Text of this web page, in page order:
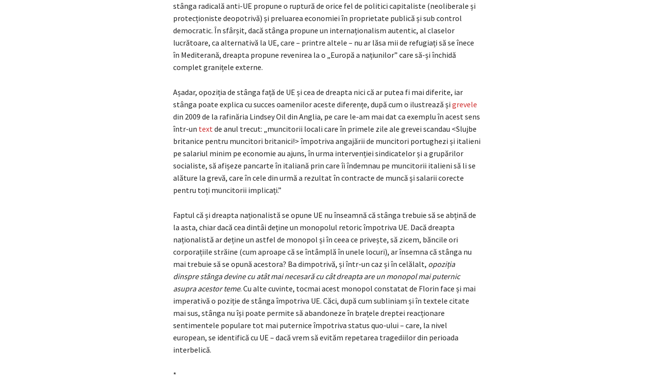
stânga radicală anti-UE propune o ruptură de orice fel de politici capitaliste (neoliberale și
protecționiste deopotrivă) și preluarea economiei în proprietate publică și sub control
democratic. În sfârșit, dacă stânga propune un internaționalism autentic, al claselor
lucrătoare, ca alternativă la UE, care – printre altele – nu ar lăsa mii de refugiați să se înece
în Mediterană, dreapta propune revenirea la o „Europă a națiunilor” care să-și închidă
complet granițele externe.
Așadar, opoziția de stânga față de UE și cea de dreapta nici că ar putea fi mai diferite, iar
stânga poate explica cu succes oamenilor aceste diferențe, după cum o ilustrează și grevele
din 2009 de la rafinăria Lindsey Oil din Anglia, pe care le-am mai dat ca exemplu în acest sens
într-un text de anul trecut: „muncitorii locali care în primele zile ale grevei scandau <Slujbe
britanice pentru muncitori britanici!> împotriva angajării de muncitori portughezi și italieni
pe salariul minim pe economie au ajuns, în urma intervenției sindicatelor și a grupărilor
socialiste, să afișeze pancarte în italiană prin care îi îndemnau pe muncitorii italieni să li se
alăture la grevă, care în cele din urmă a rezultat în contracte de muncă și salarii corecte
pentru toți muncitorii implicați.”
Faptul că și dreapta naționalistă se opune UE nu înseamnă că stânga trebuie să se abțină de
la asta, chiar dacă cea dintâi deține un monopolul retoric împotriva UE. Dacă dreapta
naționalistă ar deține un astfel de monopol și în ceea ce privește, să zicem, băncile ori
corporațiile străine (cum aproape că se întâmplă în unele locuri), ar însemna că stânga nu
mai trebuie să se opună acestora? Ba dimpotrivă, și într-un caz și în celălalt, opoziția
dinspre stânga devine cu atât mai necesară cu cât dreapta are un monopol mai puternic
asupra acestor teme. Cu alte cuvinte, tocmai acest monopol constatat de Florin face și mai
imperativă o poziție de stânga împotriva UE. Căci, după cum subliniam și în textele citate
mai sus, stânga nu își poate permite să abandoneze în brațele dreptei reacționare
sentimentele populare tot mai puternice împotriva status quo-ului – care, la nivel
european, se identifică cu UE – dacă vrem să evităm repetarea tragediilor din perioada
interbelică.
*